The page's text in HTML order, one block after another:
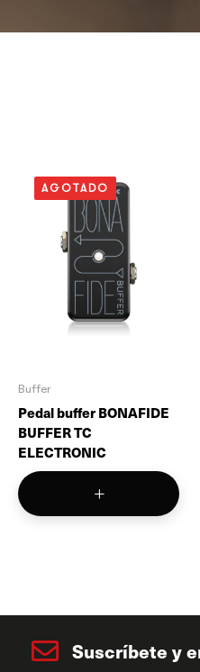
AGOTADO
Buffer
Pedal buffer BONAFIDE
BUFFER TC
ELECTRONIC
Suscríbete y